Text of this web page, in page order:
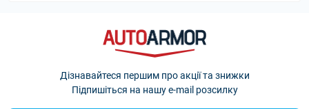
Дізнавайтеся першим про акції та знижки
Підпишіться на нашу e-mail розсилку